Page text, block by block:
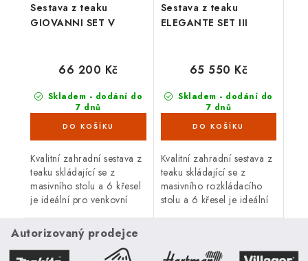
Sestava z teaku
GIOVANNI SET V
Skladem - dodání do
7 dnů
(2 ks)
66 200 Kč
Kvalitní zahradní sestava z
teaku skládající se z
masivního stolu a 6 křesel
je ideální pro venkovní
velice odolné proti vnějším
vlivům,...
Sestava z teaku
ELEGANTE SET III
Skladem - dodání do
7 dnů
(4 ks)
65 550 Kč
Kvalitní zahradní sestava z
teaku skládající se z
masivního rozkládacího
stolu a 6 křesel je ideální
Autorizovaný prodejce